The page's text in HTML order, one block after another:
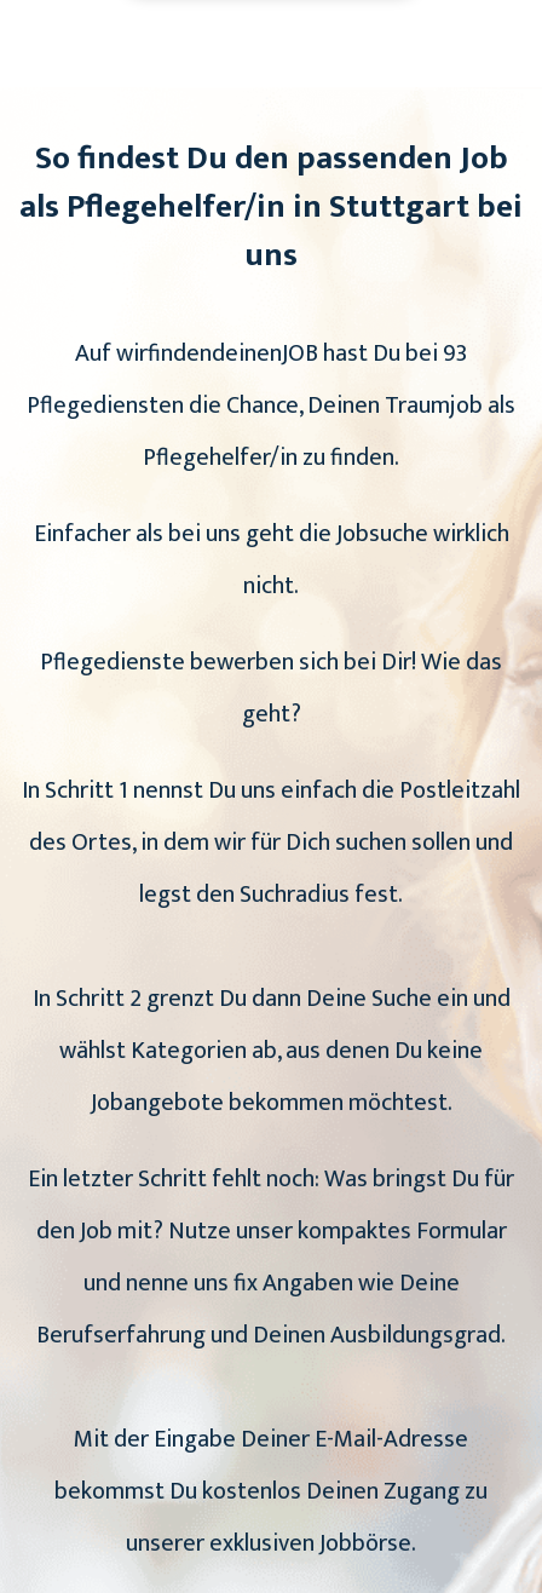
So findest Du den passenden Job
als Pflegehelfer/in in Stuttgart bei
uns
Auf wirfindendeinenJOB hast Du bei 93
Pflegediensten die Chance, Deinen Traumjob als
Pflegehelfer/in zu finden.
Einfacher als bei uns geht die Jobsuche wirklich
nicht.
Pflegedienste bewerben sich bei Dir! Wie das
geht?
In Schritt 1 nennst Du uns einfach die Postleitzahl
des Ortes, in dem wir für Dich suchen sollen und
legst den Suchradius fest.
In Schritt 2 grenzt Du dann Deine Suche ein und
wählst Kategorien ab, aus denen Du keine
Jobangebote bekommen möchtest.
Ein letzter Schritt fehlt noch: Was bringst Du für
den Job mit? Nutze unser kompaktes Formular
und nenne uns fix Angaben wie Deine
Berufserfahrung und Deinen Ausbildungsgrad.
Mit der Eingabe Deiner E-Mail-Adresse
bekommst Du kostenlos Deinen Zugang zu
unserer exklusiven Jobbörse.